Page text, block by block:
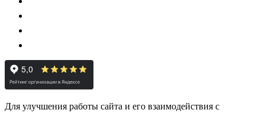
Для улучшения работы сайта и его взаимодействия с